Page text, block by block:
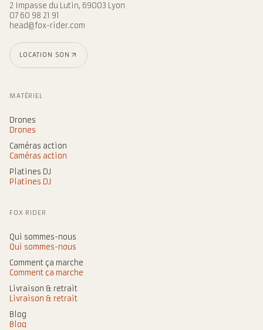
2 Impasse du Lutin, 69003 Lyon
07 60 98 21 91
head@fox-rider.com
LOCATION SON
MATÉRIEL
Drones
Drones
Caméras action
Caméras action
Platines DJ
Platines DJ
FOX RIDER
Qui sommes-nous
Qui sommes-nous
Comment ça marche
Comment ça marche
Livraison & retrait
Livraison & retrait
Blog
Blog